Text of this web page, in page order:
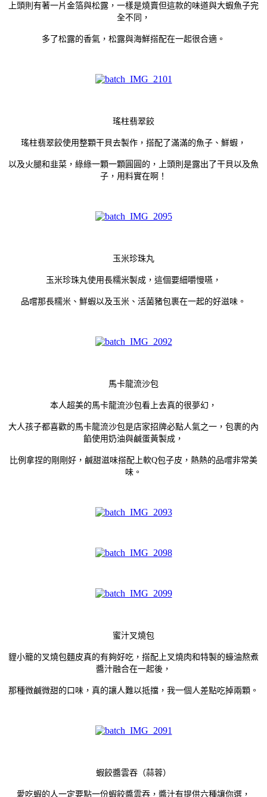
上頭則有著一片金箔與松露，一樣是燒賣但這款的味道與大蝦魚子完
全不同，
多了松露的香氣，松露與海鮮搭配在一起很合適。
瑤柱翡翠餃
瑤柱翡翠餃使用整顆干貝去製作，搭配了滿滿的魚子、鮮蝦，
以及火腿和韭菜，綠綠一顆一顆圓圓的，上頭則是露出了干貝以及魚
子，用料實在啊！
玉米珍珠丸
玉米珍珠丸使用長糯米製成，這個要細嚼慢嚥，
品嚐那長糯米、鮮蝦以及玉米、活菌豬包裹在一起的好滋味。
馬卡龍流沙包
本人超美的馬卡龍流沙包看上去真的很夢幻，
大人孩子都喜歡的馬卡龍流沙包是店家招牌必點人氣之一，包裹的內
餡使用奶油與鹹蛋黃製成，
比例拿捏的剛剛好，鹹甜滋味搭配上軟Q包子皮，熱熱的品嚐非常美
味。
蜜汁叉燒包
貍小籠的叉燒包麵皮真的有夠好吃，搭配上叉燒肉和特製的蠔油熬煮
醬汁融合在一起後，
那種微鹹微甜的口味，真的讓人難以抵擋，我一個人差點吃掉兩顆。
蝦餃醬雲吞（蒜蓉）
愛吃蝦的人一定要點一份蝦餃醬雲吞，醬汁有提供六種讓你選，